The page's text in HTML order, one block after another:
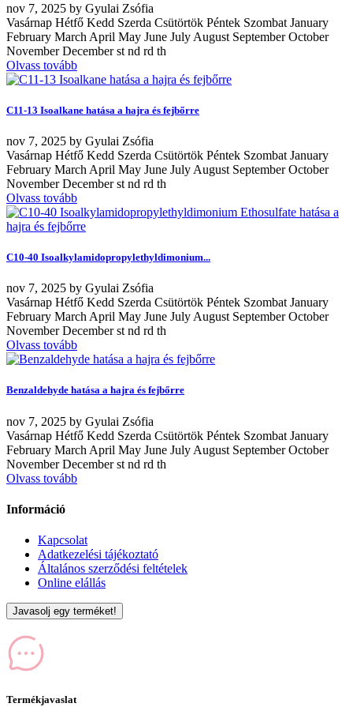
nov 7, 2025 by Gyulai Zsófia
Vasárnap Hétfő Kedd Szerda Csütörtök Péntek Szombat January
February March April May June July August September October
November December st nd rd th
Olvass tovább
C11-13 Isoalkane hatása a hajra és fejbőrre
nov 7, 2025 by Gyulai Zsófia
Vasárnap Hétfő Kedd Szerda Csütörtök Péntek Szombat January
February March April May June July August September October
November December st nd rd th
Olvass tovább
C10-40 Isoalkylamidopropylethyldimonium...
nov 7, 2025 by Gyulai Zsófia
Vasárnap Hétfő Kedd Szerda Csütörtök Péntek Szombat January
February March April May June July August September October
November December st nd rd th
Olvass tovább
Benzaldehyde hatása a hajra és fejbőrre
nov 7, 2025 by Gyulai Zsófia
Vasárnap Hétfő Kedd Szerda Csütörtök Péntek Szombat January
February March April May June July August September October
November December st nd rd th
Olvass tovább
Információ
Kapcsolat
Adatkezelési tájékoztató
Általános szerződési feltételek
Online elállás
Javasolj egy terméket!
Termékjavaslat